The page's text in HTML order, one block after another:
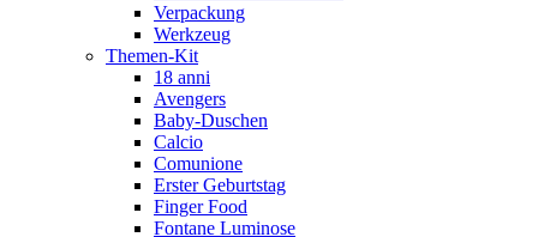
Verpackung
Werkzeug
Themen-Kit
18 anni
Avengers
Baby-Duschen
Calcio
Comunione
Erster Geburtstag
Finger Food
Fontane Luminose